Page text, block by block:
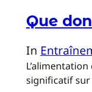
Que
In
significatif sur